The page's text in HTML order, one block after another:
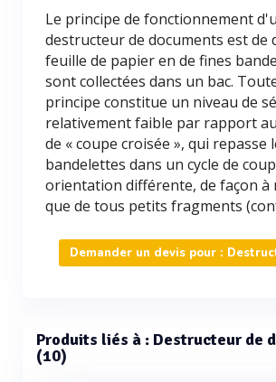
Le principe de fonctionnement
destructeur de documents est de
feuille de papier en de fines
sont collectées dans un bac.
principe constitue un niveau de
relativement faible par rapport
de « coupe croisée », qui repasse
bandelettes dans un cycle de
orientation différente, de façon à
que de tous petits fragments
Demander un devis pour :
Produits liés à : Destructeur de
(10)